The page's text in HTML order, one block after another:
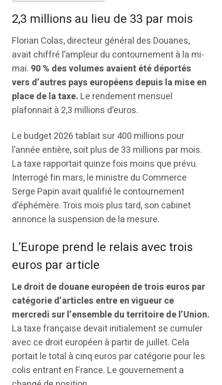
2,3 millions au lieu de 33 par mois
Florian Colas, directeur général des Douanes,
avait chiffré l’ampleur du contournement à la mi-
mai. 90 % des volumes avaient été déportés
vers d’autres pays européens depuis la mise en
place de la taxe. Le rendement mensuel
plafonnait à 2,3 millions d’euros.
Le budget 2026 tablait sur 400 millions pour
l’année entière, soit plus de 33 millions par mois.
La taxe rapportait quinze fois moins que prévu.
Interrogé fin mars, le ministre du Commerce
Serge Papin avait qualifié le contournement
d’éphémère. Trois mois plus tard, son cabinet
annonce la suspension de la mesure.
L’Europe prend le relais avec trois
euros par article
Le droit de douane européen de trois euros par
catégorie d’articles entre en vigueur ce
mercredi sur l’ensemble du territoire de l’Union.
La taxe française devait initialement se cumuler
avec ce droit européen à partir de juillet. Cela
portait le total à cinq euros par catégorie pour les
colis entrant en France. Le gouvernement a